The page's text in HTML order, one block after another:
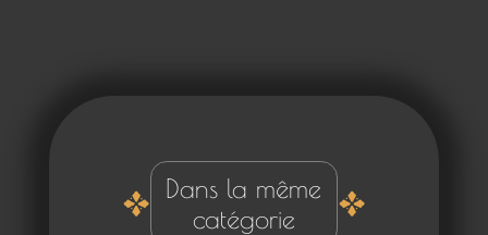
Dans la même
catégorie